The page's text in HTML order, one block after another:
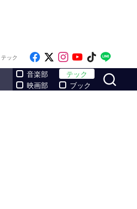
ック Like on Facebook
Follow on x
Follow on
Follow on
Follow
音楽部
映画部
テック
ブック